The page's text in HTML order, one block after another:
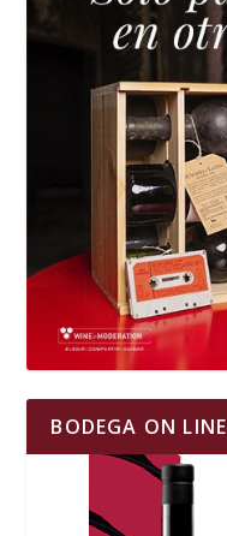
BODEGA ON LINE